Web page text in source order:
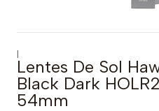
|
Lentes De Sol
Black Dark
54mm